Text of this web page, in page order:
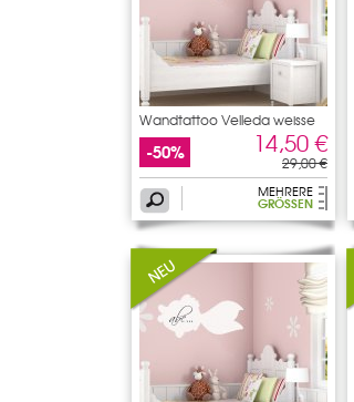
Wandtattoo Velleda weisse
-50% 14,50 €
29,00 €
MEHRERE
GRÖSSEN